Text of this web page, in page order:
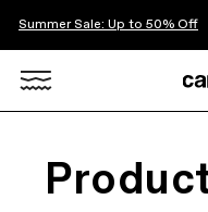
Summer Sale: Up to 50% Off